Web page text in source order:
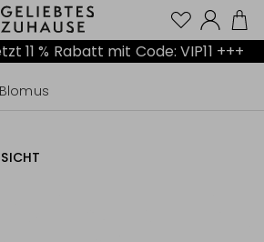
11 % Rabatt mit Code: VIP11 +++
Blomus